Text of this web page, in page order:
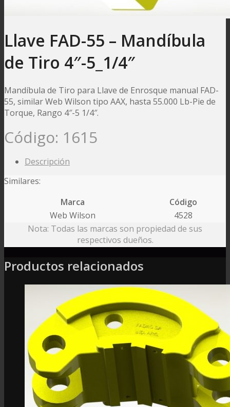
Llave FAD-55 – Mandíbula
de Tiro 4″-5_1/4″
Mandíbula de Tiro para Llave de Enrosque manual FAD-
55, similar Web Wilson tipo AAX, hasta 55.000 Lb-Pie de
Torque, Rango 4″-5 1/4″.
Código: 1615
Descripción
Similares:
Marca
Código
Web Wilson
4528
Nota: Todas las marcas son propiedad de sus
respectivos dueños.
Productos relacionados